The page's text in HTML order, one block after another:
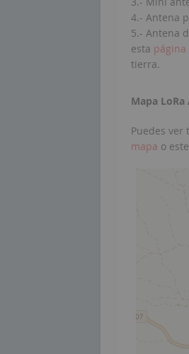
4.- Antena
5.- Antena
esta página
tierra.
Mapa LoRa
Puedes ver
mapa o este